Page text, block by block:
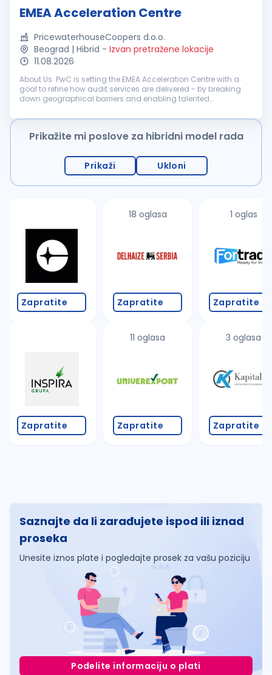
EMEA Acceleration Centre
PricewaterhouseCoopers d.o.o.
Beograd | Hibrid - Izvan pretražene lokacije
11.08.2026
About Us PwC is setting the EMEA Acceleration Centre with a
goal to refine how audit services are delivered - by breaking
down geographical barriers and enabling talented
audit engagements wi...
Prikažite mi poslove za hibridni model rada
Prikaži Ukloni
Zapratite
Zapratite
18 oglasa
Zapratite
11 oglasa
Zapratite
1 oglas
Zapratite
3 oglasa
Zapratite
Saznajte da li zarađujete ispod ili iznad
proseka
Unesite iznos plate i pogledajte prosek za vašu poziciju
Podelite informaciju o plati